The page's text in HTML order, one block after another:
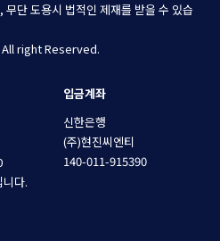
단 도용시 법적인 제재를 받을 수 있습
All right Reserved.
다.
입금계좌
신한은행
(주)현진씨엔티
140-011-915390